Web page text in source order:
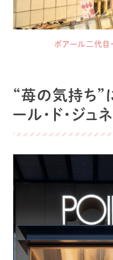
ポアール二代目
“苺の気持ち”
ール・ド・ジュ